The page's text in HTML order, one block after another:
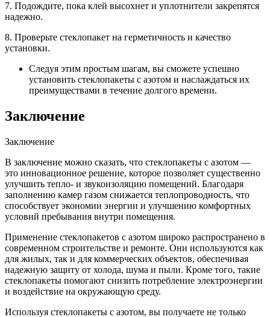
7. Подождите, пока клей высохнет и уплотнители закрепятся
надежно.
8. Проверьте стеклопакет на герметичность и качество
установки.
Следуя этим простым шагам, вы сможете успешно
установить стеклопакеты с азотом и наслаждаться их
преимуществами в течение долгого времени.
Заключение
Заключение
В заключение можно сказать, что стеклопакеты с азотом —
это инновационное решение, которое позволяет существенно
улучшить тепло- и звукоизоляцию помещений. Благодаря
заполнению камер газом снижается теплопроводность, что
способствует экономии энергии и улучшению комфортных
условий пребывания внутри помещения.
Применение стеклопакетов с азотом широко распространено в
современном строительстве и ремонте. Они используются как
для жилых, так и для коммерческих объектов, обеспечивая
надежную защиту от холода, шума и пыли. Кроме того, такие
стеклопакеты помогают снизить потребление электроэнергии
и воздействие на окружающую среду.
Используя стеклопакеты с азотом, вы получаете не только